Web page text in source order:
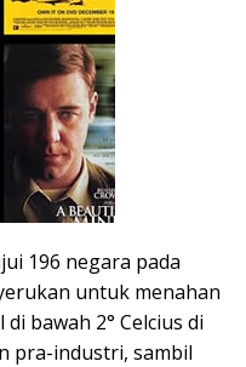
196 negara pada
untuk menahan
bawah 2° Celcius di
pra-industri, sambil